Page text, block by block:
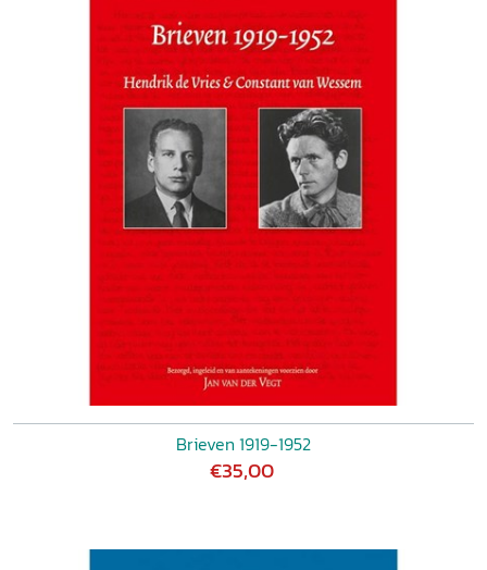
Brieven 1919-1952
€35,00